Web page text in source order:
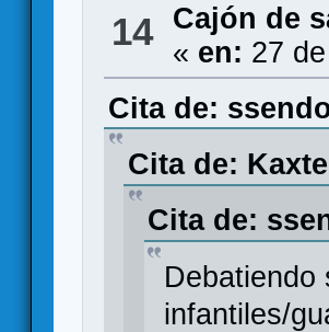
14 Cajón de
« en: 27
Cita de:
Cita de:
Cita de:
Debatiendo
infantiles/